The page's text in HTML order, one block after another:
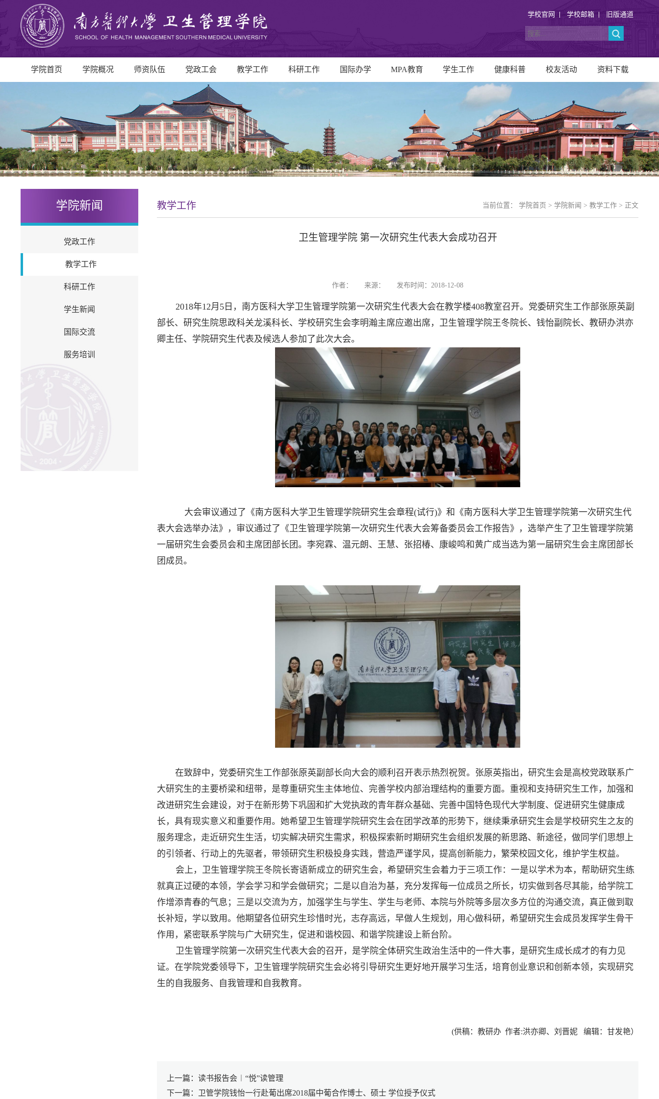
学校官网 学校邮箱 旧版通道
学院首页 学院概况 师资队伍 党政工会 教学工作 科研工作 国际办学 MPA教育 学生工作 健康科普 校友活动 资料下载
学院新闻
党政工作
教学工作
科研工作
学生新闻
国际交流
服务培训
教学工作 当前位置： 学院首页 > 学院新闻 > 教学工作 > 正文
卫生管理学院 第一次研究生代表大会成功召开
作者： 来源： 发布时间：2018-12-08
2018年12月5日，南方医科大学卫生管理学院第一次研究生代表大会在教学楼408教室召开。党委研究生工作部张原英副
部长、研究生院思政科关龙溪科长、学校研究生会李明瀚主席应邀出席，卫生管理学院王冬院长、钱怡副院长、教研办洪亦
卿主任、学院研究生代表及候选人参加了此次大会。
大会审议通过了《南方医科大学卫生管理学院研究生会章程(试行)》和《南方医科大学卫生管理学院第一次研究生代
表大会选举办法》，审议通过了《卫生管理学院第一次研究生代表大会筹备委员会工作报告》，选举产生了卫生管理学院第
一届研究生会委员会和主席团部长团。李宛霖、温元朗、王慧、张招椿、康峻鸣和黄广成当选为第一届研究生会主席团部长
团成员。
在致辞中，党委研究生工作部张原英副部长向大会的顺利召开表示热烈祝贺。张原英指出，研究生会是高校党政联系广
大研究生的主要桥梁和纽带，是尊重研究生主体地位、完善学校内部治理结构的重要方面。重视和支持研究生工作，加强和
改进研究生会建设，对于在新形势下巩固和扩大党执政的青年群众基础、完善中国特色现代大学制度、促进研究生健康成
长，具有现实意义和重要作用。她希望卫生管理学院研究生会在团学改革的形势下，继续秉承研究生会是学校研究生之友的
服务理念，走近研究生生活，切实解决研究生需求，积极探索新时期研究生会组织发展的新思路、新途径，做同学们思想上
的引领者、行动上的先驱者，带领研究生积极投身实践，营造严谨学风，提高创新能力，繁荣校园文化，维护学生权益。
会上，卫生管理学院王冬院长寄语新成立的研究生会，希望研究生会着力于三项工作：一是以学术为本，帮助研究生练
就真正过硬的本领，学会学习和学会做研究；二是以自治为基，充分发挥每一位成员之所长，切实做到各尽其能，给学院工
作增添青春的气息；三是以交流为方，加强学生与学生、学生与老师、本院与外院等多层次多方位的沟通交流，真正做到取
长补短，学以致用。他期望各位研究生珍惜时光，志存高远，早做人生规划，用心做科研，希望研究生会成员发挥学生骨干
作用，紧密联系学院与广大研究生，促进和谐校园、和谐学院建设上新台阶。
卫生管理学院第一次研究生代表大会的召开，是学院全体研究生政治生活中的一件大事，是研究生成长成才的有力见
证。在学院党委领导下，卫生管理学院研究生会必将引导研究生更好地开展学习生活，培育创业意识和创新本领，实现研究
生的自我服务、自我管理和自我教育。
(供稿：教研办 作者:洪亦卿、刘晋妮 编辑：甘发艳）
上一篇：读书报告会︱“悦”读管理
下一篇：卫管学院钱怡一行赴葡出席2018届中葡合作博士、硕士 学位授予仪式